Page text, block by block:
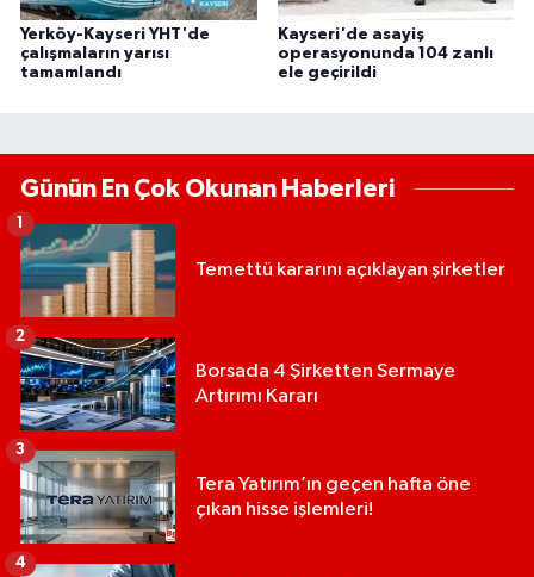
Yerköy-Kayseri YHT'de
çalışmaların yarısı
tamamlandı
Kayseri'de asayiş
operasyonunda 104 zanlı
ele geçirildi
Günün En Çok Okunan Haberleri
Temettü kararını açıklayan şirketler
1
Borsada 4 Şirketten Sermaye
Artırımı Kararı
2
Tera Yatırım’ın geçen hafta öne
çıkan hisse işlemleri!
3
4